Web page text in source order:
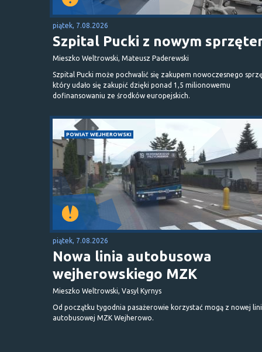
piątek, 7.08.2026
Szpital Pucki z nowym
Mieszko Weltrowski, Mateusz Paderewski
Szpital Pucki może pochwalić się zakupem nowoczesnego
który udało się zakupić dzięki ponad 1,5 milionowemu
dofinansowaniu ze środków europejskich.
POWIAT WEJHEROWSKI
piątek, 7.08.2026
Nowa linia autobusowa
wejherowskiego MZK
Mieszko Weltrowski, Vasyl Kyrnys
Od początku tygodnia pasażerowie korzystać mogą z nowej
autobusowej MZK Wejherowo.